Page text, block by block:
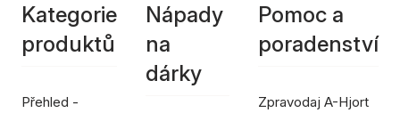
Kategorie
produktů
Přehled -
Nápady
na
dárky
Pomoc a
poradenství
Zpravodaj A-Hjort